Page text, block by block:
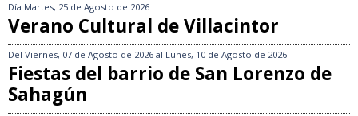
Día Martes, 25 de Agosto de 2026
Verano Cultural de Villacintor
Del Viernes, 07 de Agosto de 2026 al Lunes, 10 de Agosto de 2026
Fiestas del barrio de San Lorenzo de
Sahagún